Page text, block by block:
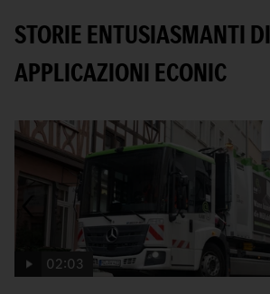
STORIE ENTUSIASMANTI DI
APPLICAZIONI ECONIC
02:03